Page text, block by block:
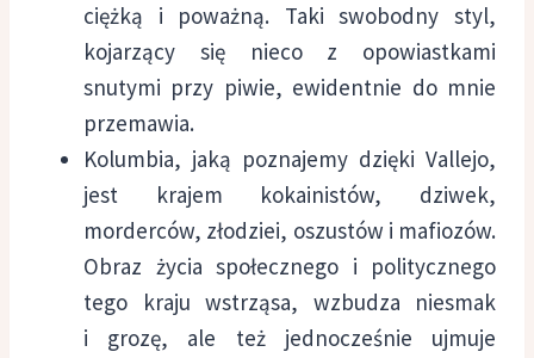
ciężką i poważną. Taki swobodny styl,
kojarzący się nieco z opowiastkami
snutymi przy piwie, ewidentnie do mnie
przemawia.
Kolumbia, jaką poznajemy dzięki Vallejo,
jest krajem kokainistów, dziwek,
morderców, złodziei, oszustów i mafiozów.
Obraz życia społecznego i politycznego
tego kraju wstrząsa, wzbudza niesmak
i grozę, ale też jednocześnie ujmuje